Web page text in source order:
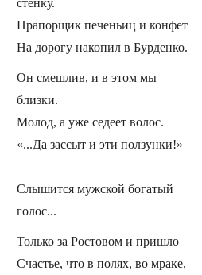
стенку.
Прапорщик печеньиц и конфет
На дорогу накопил в Бурденко.
Он смешлив, и в этом мы
близки.
Молод, а уже седеет волос.
«...Да зассыт и эти ползунки!»
—
Слышится мужской богатый
голос...
Только за Ростовом и пришло
Счастье, что в полях, во мраке,